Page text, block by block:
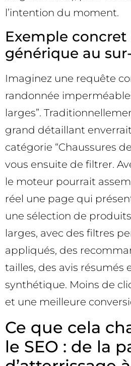
l’intention du moment.
Exemple concret
générique au
Imaginez une requête
randonnée
larges”.
grand détaillant
catégorie “Chaussures
vous ensuite de filtrer.
le moteur pourrait
réel une page qui
une sélection de
larges, avec des filtres
appliqués, des
tailles, des avis résumés
synthétique. Moins de
et une meilleure
Ce que cela
le SEO : de la